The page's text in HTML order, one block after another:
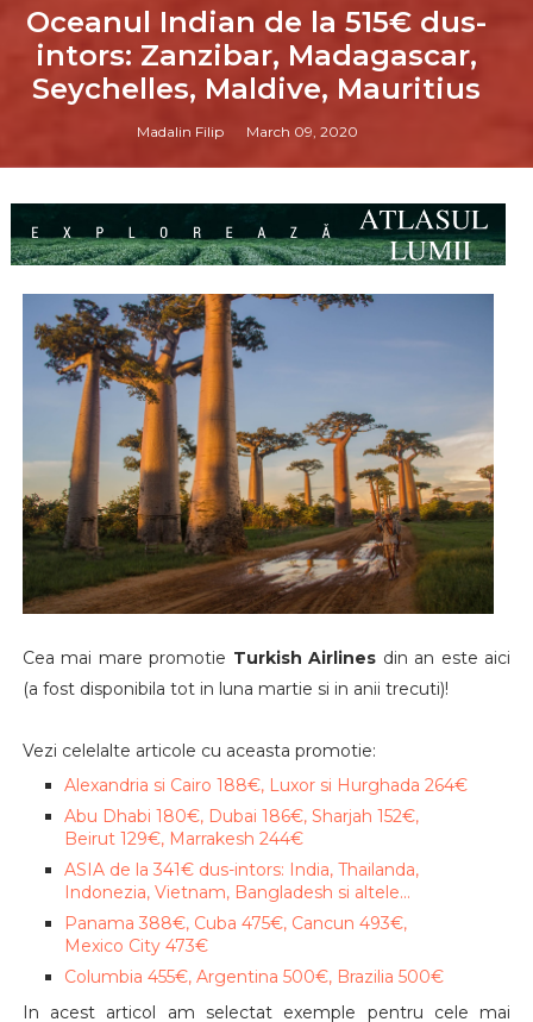
Oceanul Indian de la 515€ dus-
intors: Zanzibar, Madagascar,
Seychelles, Maldive, Mauritius
Madalin Filip March 09, 2020
Cea mai mare promotie Turkish Airlines din an este aici
(a fost disponibila tot in luna martie si in anii trecuti)!
Vezi celelalte articole cu aceasta promotie:
Alexandria si Cairo 188€, Luxor si Hurghada 264€
Abu Dhabi 180€, Dubai 186€, Sharjah 152€,
Beirut 129€, Marrakesh 244€
ASIA de la 341€ dus-intors: India, Thailanda,
Indonezia, Vietnam, Bangladesh si altele...
Panama 388€, Cuba 475€, Cancun 493€,
Mexico City 473€
Columbia 455€, Argentina 500€, Brazilia 500€
In acest articol am selectat exemple pentru cele mai